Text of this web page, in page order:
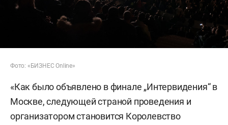
Фото: «БИЗНЕС Online»
«Как было объявлено в финале „Интервидения“ в
Москве, следующей страной проведения и
организатором становится Королевство